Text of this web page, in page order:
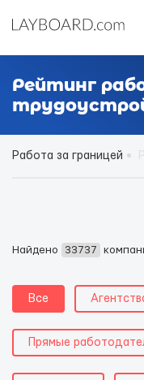
Рейтинг
Работа за границей
Найдено 33737
Все
Прямые